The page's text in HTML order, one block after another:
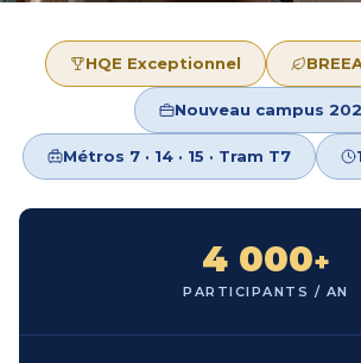
HQE Exceptionnel
Nouveau campus
Métros 7 · 14 · 15 · Tram T7
4 000+
PARTICIPANTS / AN